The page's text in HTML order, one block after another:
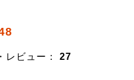
レビュー： 27